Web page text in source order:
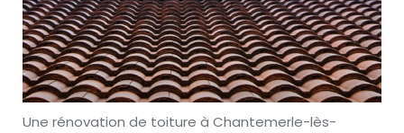
Une rénovation de toiture à Chantemerle-lès-